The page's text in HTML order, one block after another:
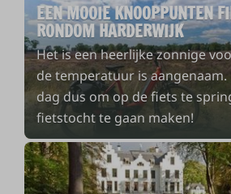
EEN MOOIE KNOOPPUNTEN
RONDOM HARDERWIJK
Het is een heerlijke zonnige
de temperatuur is aangenaam.
dag dus om op de fiets te
fietstocht te gaan maken!